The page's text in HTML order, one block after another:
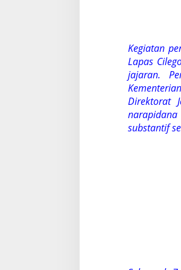
Kegiatan
Lapas
jajaran.
Direktorat
substantif